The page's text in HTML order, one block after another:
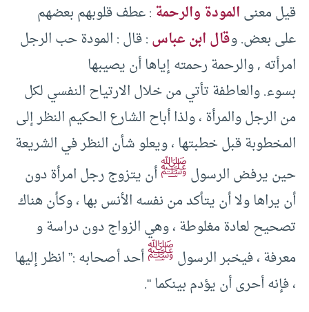
قيل معنىالمودة والرحمة: عطف قلوبهم بعضهم
على بعض. وقال ابن عباس: قال : المودة حب الرجل
امرأته , والرحمة رحمته إياها أن يصيبها
بسوء. والعاطفة تأتي من خلال الارتياح النفسي لكل
من الرجل والمرأة ، ولذا أباح الشارع الحكيم النظر إلى
المخطوبة قبل خطبتها ، ويعلو شأن النظر في الشريعة
حين يرفض الرسولﷺأن يتزوج رجل امرأة دون
أن يراها ولا أن يتأكد من نفسه الأنس بها ، وكأن هناك
تصحيح لعادة مغلوطة ، وهي الزواج دون دراسة و
معرفة ، فيخبر الرسولﷺأحد أصحابه :” انظر إليها
، فإنه أحرى أن يؤدم بينكما “.